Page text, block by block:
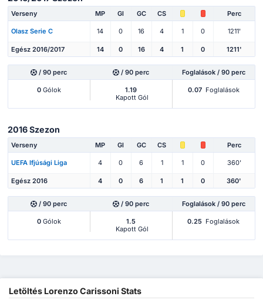
Verseny MP Gl GC CS Perc
Olasz Serie C 14 0 16 4 1 0 1211'
Egész 2016/2017 14 0 16 4 1 0 1211'
/ 90 perc / 90 perc Foglalások / 90 perc
0Gólok
1.19
Kapott Gól
0.07 Foglalások
2016 Szezon
Verseny MP Gl GC CS Perc
UEFA Ifjúsági Liga 4 0 6 1 1 0 360'
Egész 2016 4 0 6 1 1 0 360'
/ 90 perc / 90 perc Foglalások / 90 perc
0Gólok
1.5
Kapott Gól
0.25 Foglalások
Letöltés Lorenzo Carissoni Stats